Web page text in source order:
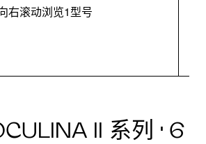
右滚动浏览1型号
II 系列 · 6